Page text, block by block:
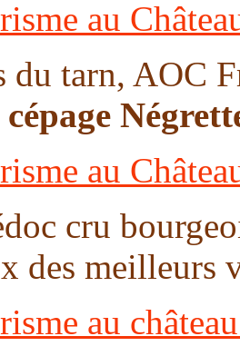
au
du tarn, AOC
cépage
au
cru
des meilleurs
au